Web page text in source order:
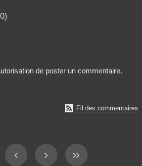
de poster un commentaire.
 Fil des commentaires